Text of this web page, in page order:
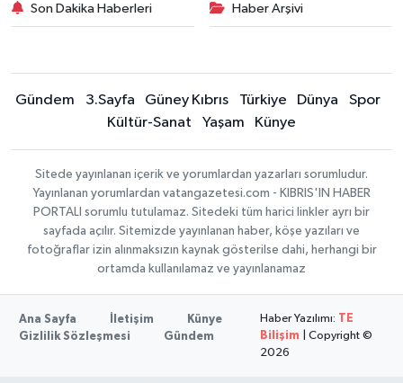
Son Dakika Haberleri Haber Arşivi
Gündem 3.Sayfa Güney Kıbrıs Türkiye Dünya
Spor
Kültür-Sanat
Yaşam Künye
Sitede yayınlanan içerik ve yorumlardan yazarları sorumludur.
Yayınlanan yorumlardan vatangazetesi.com - KIBRIS'IN HABER
PORTALI sorumlu tutulamaz. Sitedeki tüm harici linkler ayrı bir
sayfada açılır. Sitemizde yayınlanan haber, köşe yazıları ve
fotoğraflar izin alınmaksızın kaynak gösterilse dahi, herhangi bir
ortamda kullanılamaz ve yayınlanamaz
Ana Sayfa İletişim
Künye
Gizlilik Sözleşmesi
Gündem
Haber Yazılımı: TE
Bilişim | Copyright ©
2026